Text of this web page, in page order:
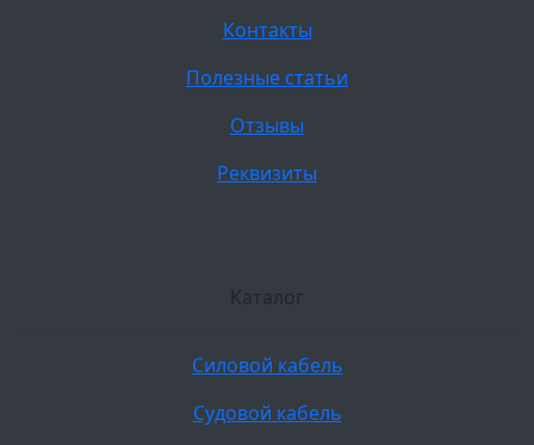
Контакты
Полезные статьи
Отзывы
Реквизиты
Каталог
Силовой кабель
Судовой кабель